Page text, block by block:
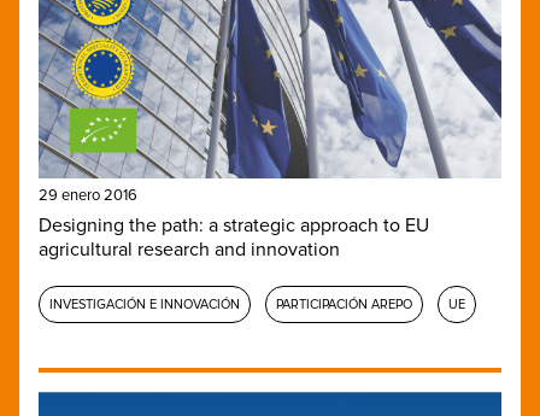
29 enero 2016
Designing the path: a strategic approach to EU
agricultural research and innovation
INVESTIGACIÓN E INNOVACIÓN PARTICIPACIÓN AREPO UE